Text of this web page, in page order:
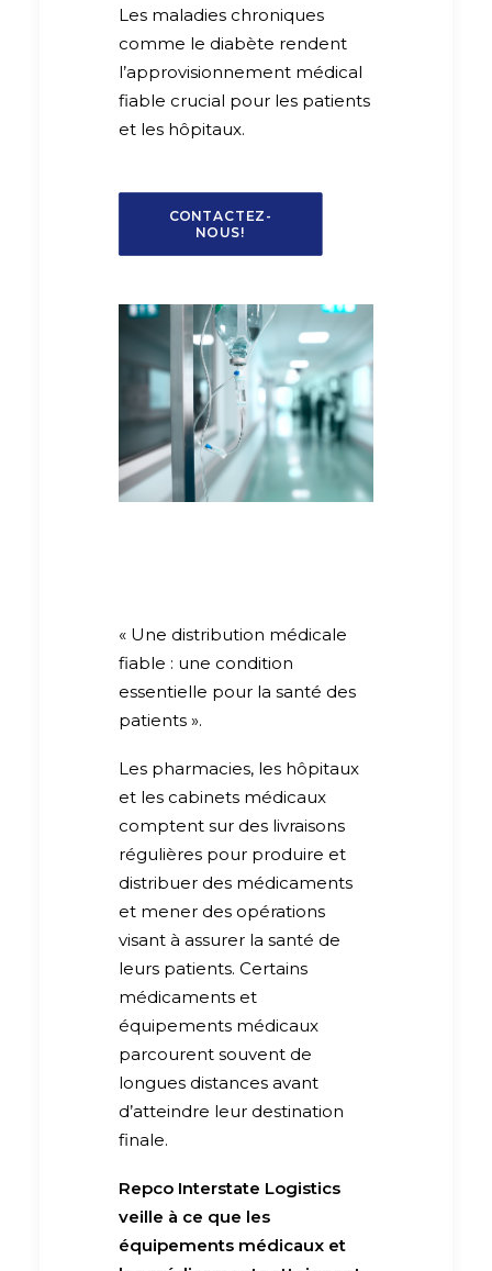
Les maladies chroniques
comme le diabète rendent
l’approvisionnement médical
fiable crucial pour les patients
et les hôpitaux.
CONTACTEZ-
NOUS!
« Une distribution médicale
fiable : une condition
essentielle pour la santé des
patients ».
Les pharmacies, les hôpitaux
et les cabinets médicaux
comptent sur des livraisons
régulières pour produire et
distribuer des médicaments
et mener des opérations
visant à assurer la santé de
leurs patients. Certains
médicaments et
équipements médicaux
parcourent souvent de
longues distances avant
d’atteindre leur destination
finale.
Repco Interstate Logistics
veille à ce que les
équipements médicaux et